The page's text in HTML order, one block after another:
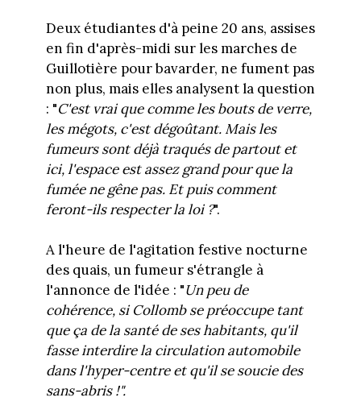
Deux étudiantes d'à peine 20 ans, assises
en fin d'après-midi sur les marches de
Guillotière pour bavarder, ne fument pas
non plus, mais elles analysent la question
: "C'est vrai que comme les bouts de verre,
les mégots, c'est dégoûtant. Mais les
fumeurs sont déjà traqués de partout et
ici, l'espace est assez grand pour que la
fumée ne gêne pas. Et puis comment
feront-ils respecter la loi ?".
A l'heure de l'agitation festive nocturne
des quais, un fumeur s'étrangle à
l'annonce de l'idée : "Un peu de
cohérence, si Collomb se préoccupe tant
que ça de la santé de ses habitants, qu'il
fasse interdire la circulation automobile
dans l'hyper-centre et qu'il se soucie des
sans-abris !".